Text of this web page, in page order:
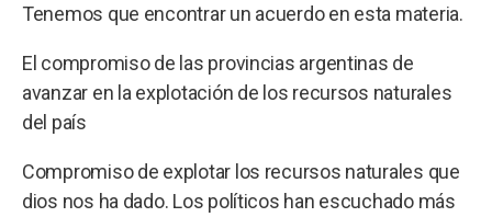
Tenemos que encontrar un acuerdo en esta materia.
El compromiso de las provincias argentinas de
avanzar en la explotación de los recursos naturales
del país
Compromiso de explotar los recursos naturales que
dios nos ha dado. Los políticos han escuchado más